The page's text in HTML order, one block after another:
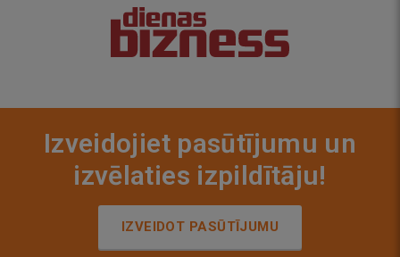
Izveidojiet pasūtījumu un
izvēlaties izpildītāju!
IZVEIDOT PASŪTĪJUMU